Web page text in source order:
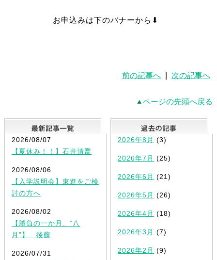
お申込みは下のバナーから⬇︎
前の記事へ 次の記事へ
ページの先頭へ戻る
最新記事一覧
2026/08/07
【夏休み！！】石井清喬
2026/08/06
【入学説明会】東進をご検
討の方へ
2026/08/02
【勝負の一か月、”八
月”】 後藤
2026/07/31
2026年8月 (3)
2026年7月 (25)
2026年6月 (21)
2026年5月 (26)
2026年4月 (18)
2026年3月 (7)
2026年2月 (9)